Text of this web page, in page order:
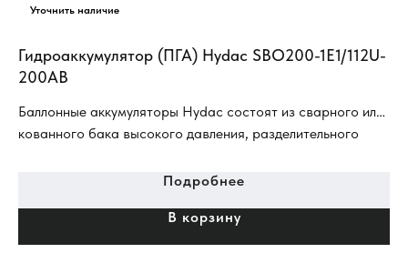
Гидроаккумулятор (ПГА) Hydac SBO200-1E1/112U-
200AB
Баллонные аккумуляторы Hydac состоят из сварного или
кованного бака высокого давления, разделительного
Подробнее
В корзину